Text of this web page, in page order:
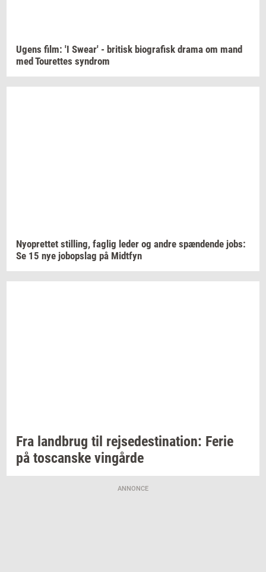
Ugens film: 'I Swear' - bri­tisk bi­o­gra­fisk drama om mand
medTou­ret­tes syn­drom
Ny­op­ret­tet stil­ling, fag­lig leder og andre spæn­den­de jobs:
Se 15 nye jo­bop­slag på Midt­fyn
Fra land­brug til rej­se­desti­na­tion: Ferie
på toscan­ske vin­går­de
ANNONCE